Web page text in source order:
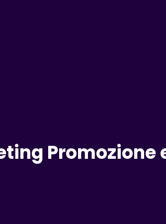
Promozione